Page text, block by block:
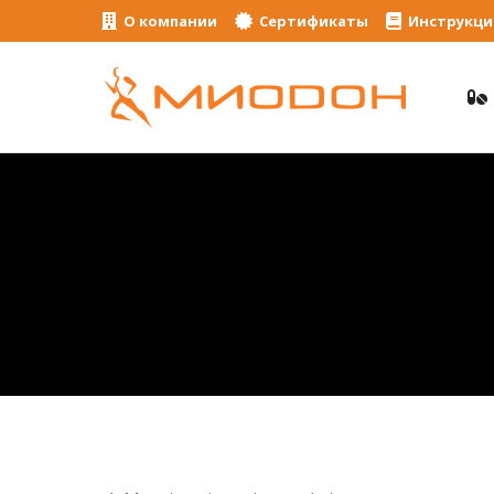
О компании Сертификаты